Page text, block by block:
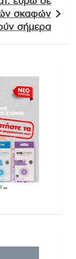
σκαφών
σήμερα